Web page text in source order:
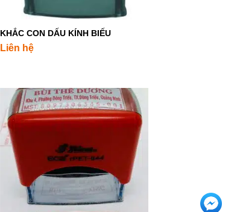
KHẮC CON DẤU KÍNH BIẾU
Liên hệ